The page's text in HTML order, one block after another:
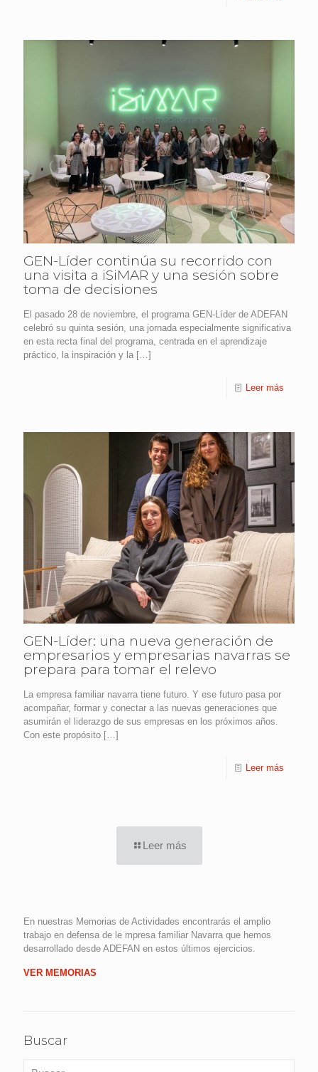
GEN-Líder continúa su recorrido con
una visita a iSiMAR y una sesión sobre
toma de decisiones
El pasado 28 de noviembre, el programa GEN-Líder de ADEFAN
celebró su quinta sesión, una jornada especialmente significativa
en esta recta final del programa, centrada en el aprendizaje
práctico, la inspiración y la […]
Leer más
GEN-Líder: una nueva generación de
empresarios y empresarias navarras se
prepara para tomar el relevo
La empresa familiar navarra tiene futuro. Y ese futuro pasa por
acompañar, formar y conectar a las nuevas generaciones que
asumirán el liderazgo de sus empresas en los próximos años.
Con este propósito […]
Leer más
Leer más
En nuestras Memorias de Actividades encontrarás el amplio
trabajo en defensa de le mpresa familiar Navarra que hemos
desarrollado desde ADEFAN en estos últimos ejercicios.
VER MEMORIAS
Buscar